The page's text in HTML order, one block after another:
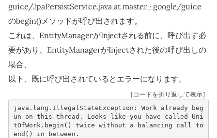
guice/JpaPersistService.java at master · google/guice
のbegin()メソッドが呼び出されます。
これは、EntityManagerがInjectされる前に、呼び出す必
要があり、EntityManagerがInjectされた後の呼び出しの
場合、
以下、既に呼び出されているとエラーになります。
［コードを折り返して表示］
java . lang . IllegalStateException : Work already
beg
un
on this thread . Looks like you have called
Uni
tOfWork. begin () twice without a balancing call to
end () in between .